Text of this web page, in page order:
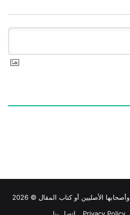
وأصحابها الأصليين أو كتاب المقال © 2026